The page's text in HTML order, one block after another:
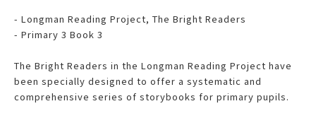
- Longman Reading Project, The Bright Readers
- Primary 3 Book 3
The Bright Readers in the Longman Reading Project have
been specially designed to offer a systematic and
comprehensive series of storybooks for primary pupils.